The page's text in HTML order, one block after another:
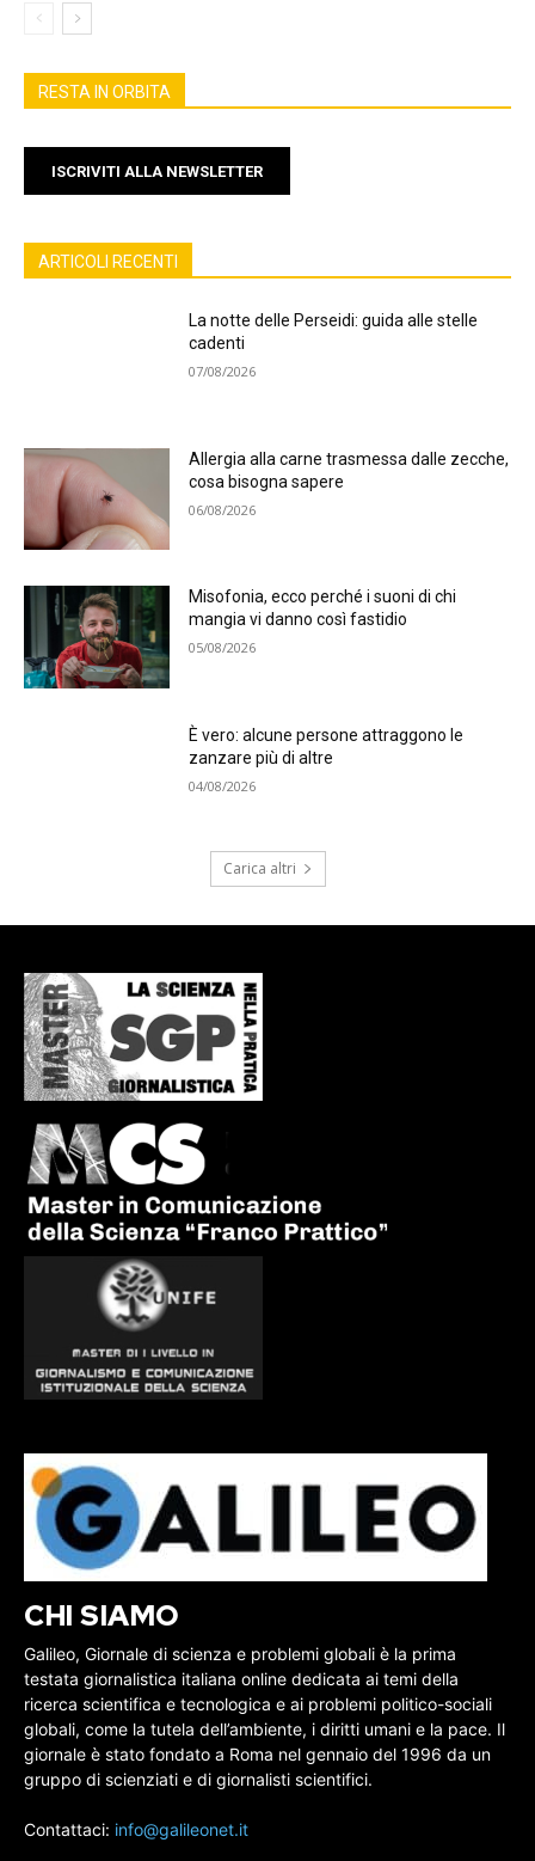
RESTA IN ORBITA
ISCRIVITI ALLA NEWSLETTER
ARTICOLI RECENTI
La notte delle Perseidi: guida alle stelle
cadenti
07/08/2026
Allergia alla carne trasmessa dalle zecche,
cosa bisogna sapere
06/08/2026
Misofonia, ecco perché i suoni di chi
mangia vi danno così fastidio
05/08/2026
È vero: alcune persone attraggono le
zanzare più di altre
04/08/2026
Carica altri
CHI SIAMO
Galileo, Giornale di scienza e problemi globali è la prima
testata giornalistica italiana online dedicata ai temi della
ricerca scientifica e tecnologica e ai problemi politico-sociali
globali, come la tutela dell’ambiente, i diritti umani e la pace. Il
giornale è stato fondato a Roma nel gennaio del 1996 da un
gruppo di scienziati e di giornalisti scientifici.
Contattaci: info@galileonet.it